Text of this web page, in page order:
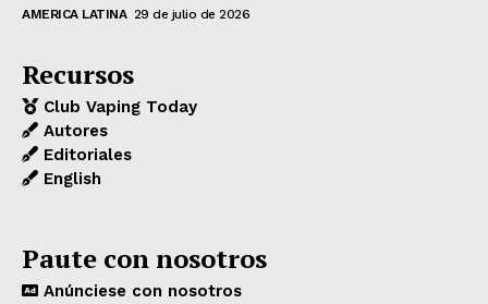
AMERICA LATINA 29 de julio de 2026
Recursos
Club Vaping Today
Autores
Editoriales
English
Paute con nosotros
Anúnciese con nosotros